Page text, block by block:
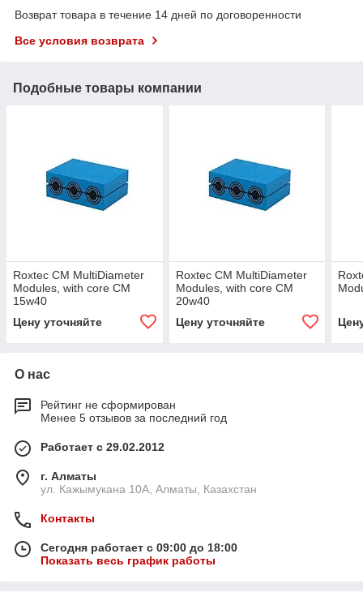
Возврат товара в течение 14 дней по договоренности
Все условия возврата
Подобные товары компании
Roxtec CM MultiDiameter
Modules, with core CM
15w40
Цену уточняйте
Roxtec CM MultiDiameter
Modules, with core CM
20w40
Цену уточняйте
О нас
Рейтинг не сформирован
Менее 5 отзывов за последний год
Работает с 29.02.2012
г. Алматы
ул. Кажымукана 10А, Алматы, Казахстан
Контакты
Сегодня работает с 09:00 до 18:00
Показать весь график работы